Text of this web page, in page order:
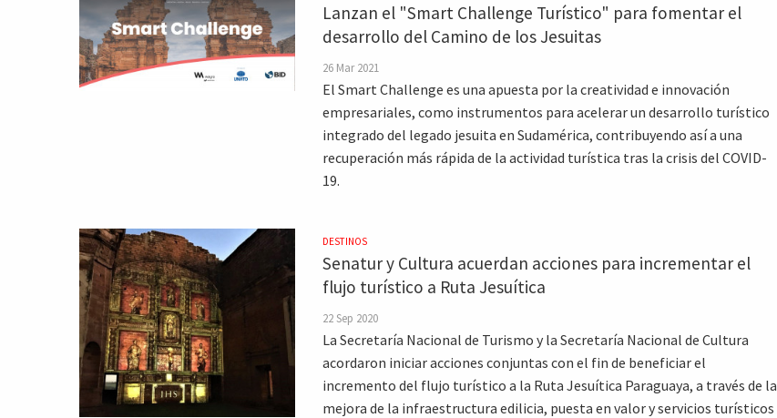
Lanzan el "Smart Challenge Turístico" para fomentar el
desarrollo del Camino de los Jesuitas
26 Mar 2021
El Smart Challenge es una apuesta por la creatividad e innovación
empresariales, como instrumentos para acelerar un desarrollo turístico
integrado del legado jesuita en Sudamérica, contribuyendo así a una
recuperación más rápida de la actividad turística tras la crisis del COVID-
19.
DESTINOS
Senatur y Cultura acuerdan acciones para incrementar el
flujo turístico a Ruta Jesuítica
22 Sep 2020
La Secretaría Nacional de Turismo y la Secretaría Nacional de Cultura
acordaron iniciar acciones conjuntas con el fin de beneficiar el
incremento del flujo turístico a la Ruta Jesuítica Paraguaya, a través de la
mejora de la infraestructura edilicia, puesta en valor y servicios turísticos